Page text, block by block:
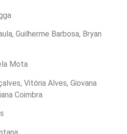
Guilherme Barbosa, Bryan
Mota
Vitória Alves, Giovana
Coimbra